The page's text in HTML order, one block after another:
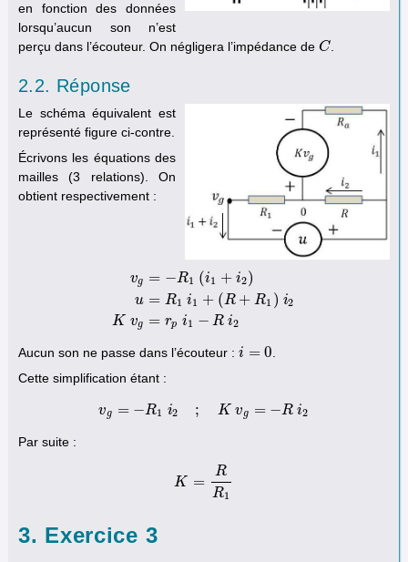
en fonction des données
lorsqu’aucun son n’est
perçu dans l’écouteur. On négligera l’impédance de C
C .
2.2. Réponse
Le schéma équivalent est
représenté figure ci-contre.
Écrivons les équations des
mailles (3 relations). On
obtient respectivement :
vg
u
K vg
= −R1 (i1 + i2)
= R1 i1 + (R + R1 ) i2
= rp i1 − R i2
−R 1 ( 1+i 2)u =R 1 i1 +( R+R1) i
Aucun son ne passe dans l’écouteur : i = 0
i= 0
Cette simplification étant :
vg = −R1 i2 ; K vg = −R i2
vg= −R 2 vg=−R i2
Par suite :
K =
R
R1
K =R R1
3. Exercice 3